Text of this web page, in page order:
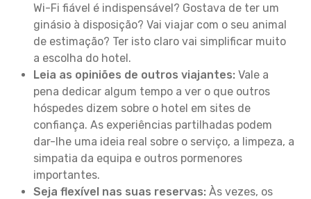
Wi-Fi fiável é indispensável? Gostava de ter um
ginásio à disposição? Vai viajar com o seu animal
de estimação? Ter isto claro vai simplificar muito
a escolha do hotel.
Leia as opiniões de outros viajantes: Vale a
pena dedicar algum tempo a ver o que outros
hóspedes dizem sobre o hotel em sites de
confiança. As experiências partilhadas podem
dar-lhe uma ideia real sobre o serviço, a limpeza, a
simpatia da equipa e outros pormenores
importantes.
Seja flexível nas suas reservas: Às vezes, os